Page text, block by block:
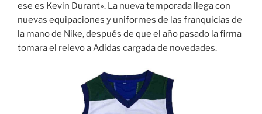
ese es Kevin Durant». La nueva temporada llega con
nuevas equipaciones y uniformes de las franquicias de
la mano de Nike, después de que el año pasado la firma
tomara el relevo a Adidas cargada de novedades.